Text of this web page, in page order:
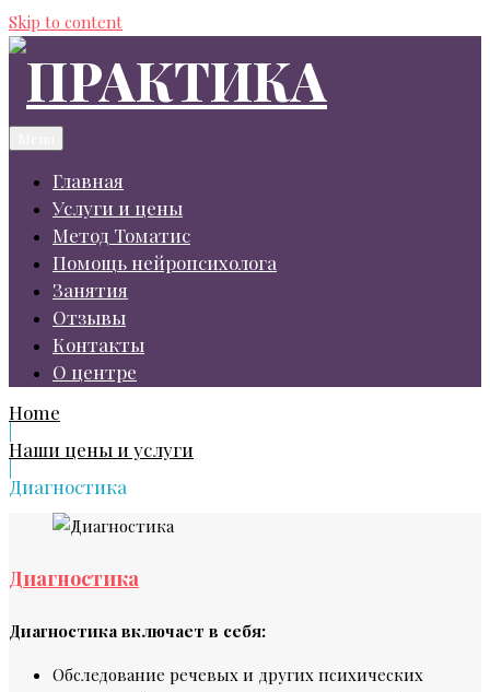
Skip to content
Главная
Услуги и цены
Метод Томатис
Помощь нейропсихолога
Занятия
Отзывы
Контакты
О центре
Home
Наши цены и услуги
Диагностика
Диагностика
Диагностика включает в себя:
Обследование речевых и других психических